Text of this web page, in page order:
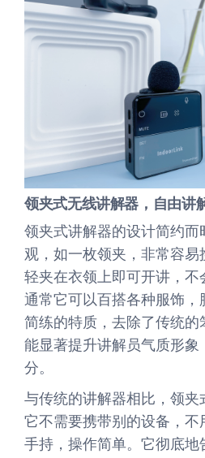
领夹式无线讲解器，自由讲
领夹式讲解器的设计简约
观，如一枚领夹，非常容易
轻夹在衣领上即可开讲，不
通常它可以百搭各种服饰，
简练的特质，去除了传统的
能显著提升讲解员气质形象
分。
与传统的讲解器相比，领夹
它不需要携带别的设备，
手持，操作简单。它彻底地